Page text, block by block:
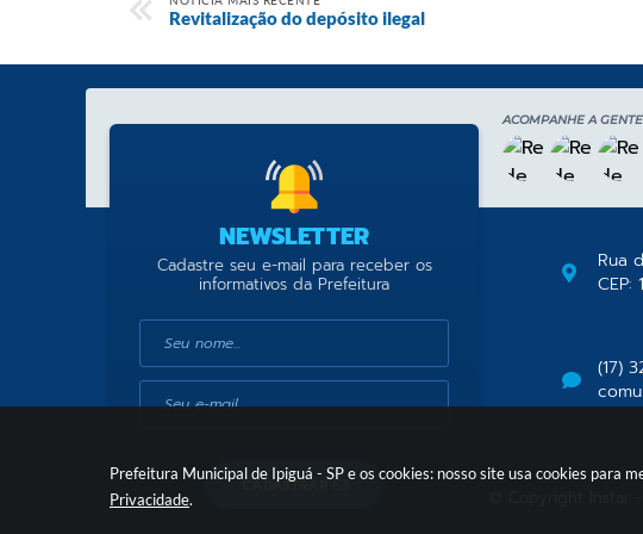
Prefeitura Municipal de Ipiguá - SP e os cookies: nosso site usa cookies para
Privacidade.
Revitalização do depósito ilegal
ACOMPANHE A
NEWSLETTER
Cadastre seu e-mail para receber os
informativos da Prefeitura
CADASTRAR
Rua
CEP:
(17)